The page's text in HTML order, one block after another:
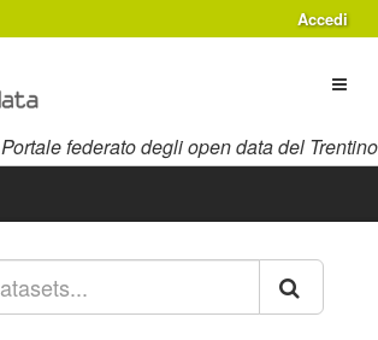
Accedi
Portale federato degli open data del Trentino